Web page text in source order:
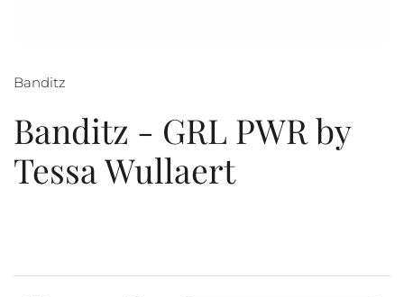
Banditz
Banditz - GRL PWR by
Tessa Wullaert